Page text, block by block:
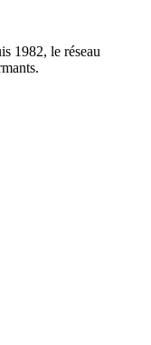
1982, le réseau